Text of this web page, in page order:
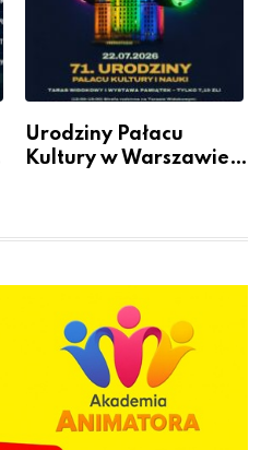
Urodziny Pałacu
Kultury w Warszawie –